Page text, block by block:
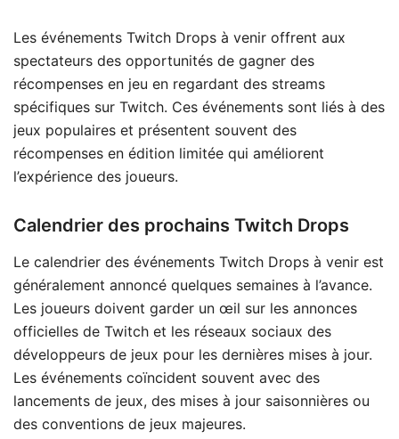
Les événements Twitch Drops à venir offrent aux
spectateurs des opportunités de gagner des
récompenses en jeu en regardant des streams
spécifiques sur Twitch. Ces événements sont liés à des
jeux populaires et présentent souvent des
récompenses en édition limitée qui améliorent
l’expérience des joueurs.
Calendrier des prochains Twitch Drops
Le calendrier des événements Twitch Drops à venir est
généralement annoncé quelques semaines à l’avance.
Les joueurs doivent garder un œil sur les annonces
officielles de Twitch et les réseaux sociaux des
développeurs de jeux pour les dernières mises à jour.
Les événements coïncident souvent avec des
lancements de jeux, des mises à jour saisonnières ou
des conventions de jeux majeures.